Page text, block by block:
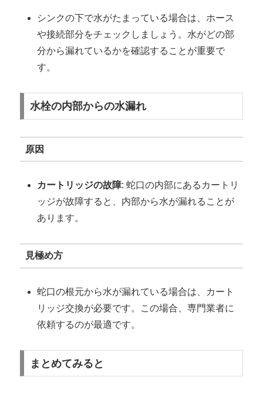
シンクの下で水がたまっている場合は、ホース
や接続部分をチェックしましょう。水がどの部
分から漏れているかを確認することが重要で
す。
水栓の内部からの水漏れ
原因
カートリッジの故障: 蛇口の内部にあるカートリ
ッジが故障すると、内部から水が漏れることが
あります。
見極め方
蛇口の根元から水が漏れている場合は、カート
リッジ交換が必要です。この場合、専門業者に
依頼するのが最適です。
まとめてみると